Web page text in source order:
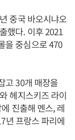
중국 바오시냐오
했다. 이후 2021
을 중심으로 470
고 30개 매장을
헤지스키즈 라이
진출해 멘스, 레
년 프랑스 파리에